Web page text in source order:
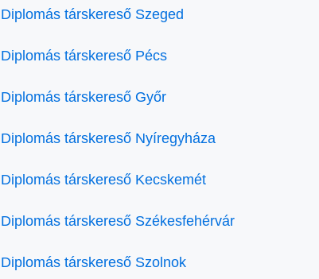
Diplomás társkereső Szeged
Diplomás társkereső Pécs
Diplomás társkereső Győr
Diplomás társkereső Nyíregyháza
Diplomás társkereső Kecskemét
Diplomás társkereső Székesfehérvár
Diplomás társkereső Szolnok